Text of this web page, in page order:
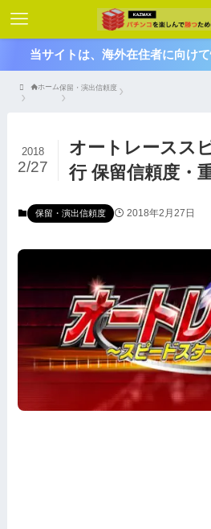
当サイトは、海外在住者に向け
ホーム保留・演出信頼度
オートレースス
行 保留信頼度・
2018
2/27
保留・演出信頼度 2018年2月27日